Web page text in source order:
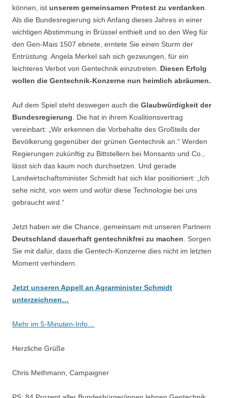
können, ist unserem gemeinsamen Protest zu verdanken
Als die Bundesregierung sich Anfang dieses Jahres in einer
wichtigen Abstimmung in Brüssel enthielt und so den Weg für
den Gen-Mais 1507 ebnete, erntete Sie einen Sturm der
Entrüstung. Angela Merkel sah sich gezwungen, für ein
leichteres Verbot von Gentechnik einzutreten. Diesen Erfolg
wollen die Gentechnik-Konzerne nun heimlich abräumen.
Auf dem Spiel steht deswegen auch die Glaubwürdigkeit der
Bundesregierung . Die hat in ihrem Koalitionsvertrag
vereinbart: „Wir erkennen die Vorbehalte des Großteils der
Bevölkerung gegenüber der grünen Gentechnik an.“ Werden
Regierungen zukünftig zu Bittstellern bei Monsanto und Co.,
lässt sich das kaum noch durchsetzen. Und gerade
Landwirtschaftsminister Schmidt hat sich klar positioniert: „Ich
sehe nicht, von wem und wofür diese Technologie bei uns
gebraucht wird.“
Jetzt haben wir die Chance, gemeinsam mit unseren Partnern
Deutschland dauerhaft gentechnikfrei zu machen . Sorgen
Sie mit dafür, dass die Gentech-Konzerne dies nicht im letzten
Moment verhindern.
Jetzt unseren Appell an Agrarminister Schmidt
unterzeichnen…
Mehr im 5-Minuten-Info…
Herzliche Grüße
Chris Methmann, Campaigner